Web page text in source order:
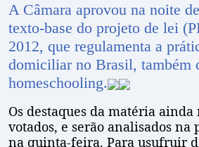
A Câmara aprovou na noite
texto-base do projeto de lei
2012, que regulamenta a
domiciliar no Brasil, também
homeschooling.
Os destaques da matéria
votados, e serão analisados na
na quinta-feira. Para usufruir